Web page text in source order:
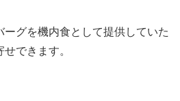
グを機内食として提供していた
できます。